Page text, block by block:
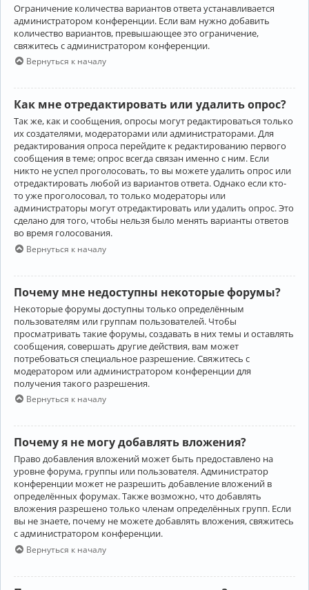
Ограничение количества вариантов ответа устанавливается
администратором конференции. Если вам нужно добавить
количество вариантов, превышающее это ограничение,
свяжитесь с администратором конференции.
Вернуться к началу
Как мне отредактировать или удалить опрос?
Так же, как и сообщения, опросы могут редактироваться только
их создателями, модераторами или администраторами. Для
редактирования опроса перейдите к редактированию первого
сообщения в теме; опрос всегда связан именно с ним. Если
никто не успел проголосовать, то вы можете удалить опрос или
отредактировать любой из вариантов ответа. Однако если кто-
то уже проголосовал, то только модераторы или
администраторы могут отредактировать или удалить опрос. Это
сделано для того, чтобы нельзя было менять варианты ответов
во время голосования.
Вернуться к началу
Почему мне недоступны некоторые форумы?
Некоторые форумы доступны только определённым
пользователям или группам пользователей. Чтобы
просматривать такие форумы, создавать в них темы и оставлять
сообщения, совершать другие действия, вам может
потребоваться специальное разрешение. Свяжитесь с
модератором или администратором конференции для
получения такого разрешения.
Вернуться к началу
Почему я не могу добавлять вложения?
Право добавления вложений может быть предоставлено на
уровне форума, группы или пользователя. Администратор
конференции может не разрешить добавление вложений в
определённых форумах. Также возможно, что добавлять
вложения разрешено только членам определённых групп. Если
вы не знаете, почему не можете добавлять вложения, свяжитесь
с администратором конференции.
Вернуться к началу